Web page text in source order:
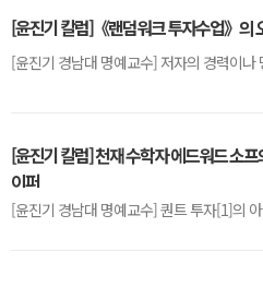
[윤진기 칼럼]《랜덤워크 투자수업》의
[윤진기 칼럼] 천재 수학자 에드워드 소프
이퍼